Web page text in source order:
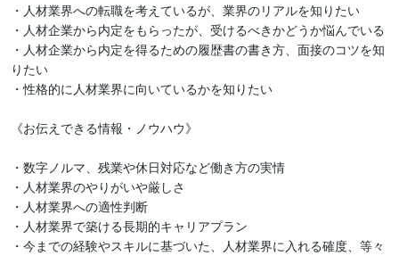
・人材業界への転職を考えているが、業界のリアルを知りたい
・人材企業から内定をもらったが、受けるべきかどうか悩んでいる
・人材企業から内定を得るための履歴書の書き方、面接のコツを知
りたい
・性格的に人材業界に向いているかを知りたい
《お伝えできる情報・ノウハウ》
・数字ノルマ、残業や休日対応など働き方の実情
・人材業界のやりがいや厳しさ
・人材業界への適性判断
・人材業界で築ける長期的キャリアプラン
・今までの経験やスキルに基づいた、人材業界に入れる確度、等々